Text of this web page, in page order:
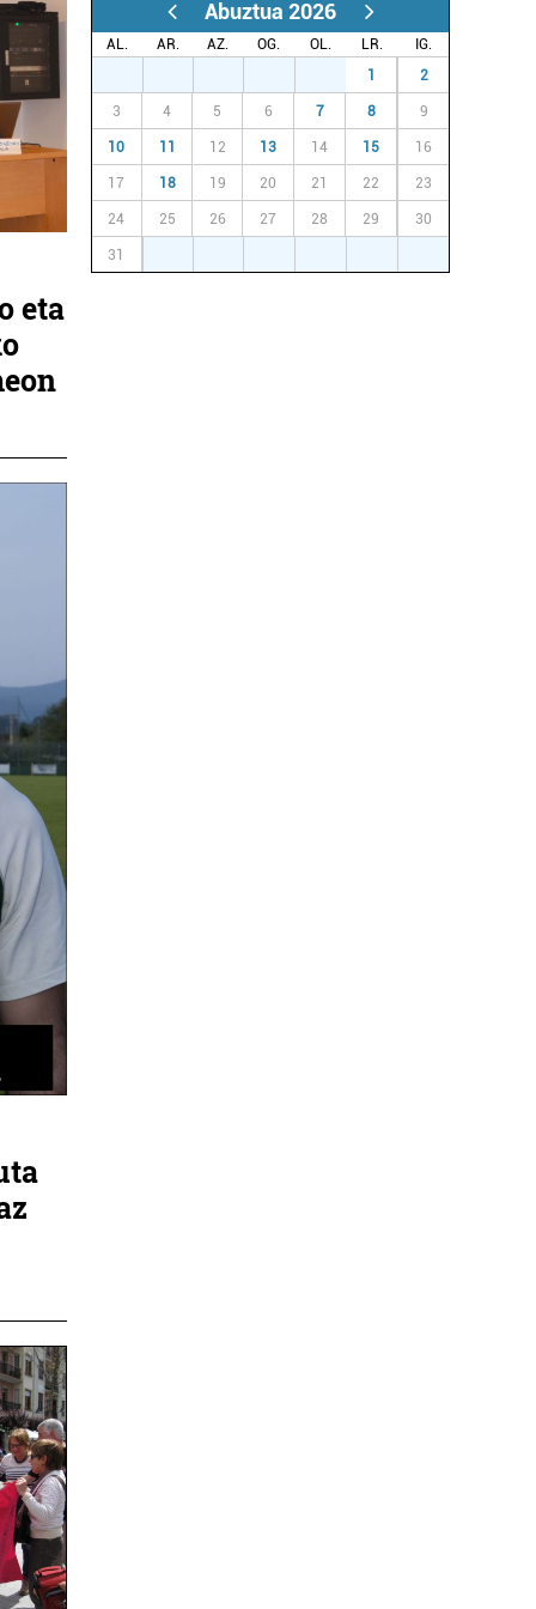
eta
Abuztua 2026
AL. AR. AZ. OG. OL. LR.
IG.
1 2
3 4 5 6 7 8 9
10 11 12 13 14 15 16
17 18 19 20 21 22 23
24 25 26 27 28 29 30
31